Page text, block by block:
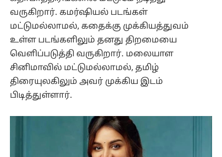
வருகிறார். கமர்ஷியல் படங்கள்
மட்டுமல்லாமல், கதைக்கு முக்கியத்துவம்
உள்ள படங்களிலும் தனது திறமையை
வெளிப்படுத்தி வருகிறார். மலையாள
சினிமாவில் மட்டுமல்லாமல், தமிழ்
திரையுலகிலும் அவர் முக்கிய இடம்
பிடித்துள்ளார்.